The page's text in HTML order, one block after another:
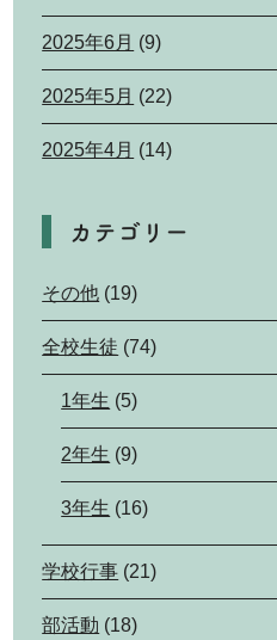
2025年6月 (9)
2025年5月 (22)
2025年4月 (14)
カテゴリー
その他 (19)
全校生徒 (74)
1年生 (5)
2年生 (9)
3年生 (16)
学校行事 (21)
部活動 (18)